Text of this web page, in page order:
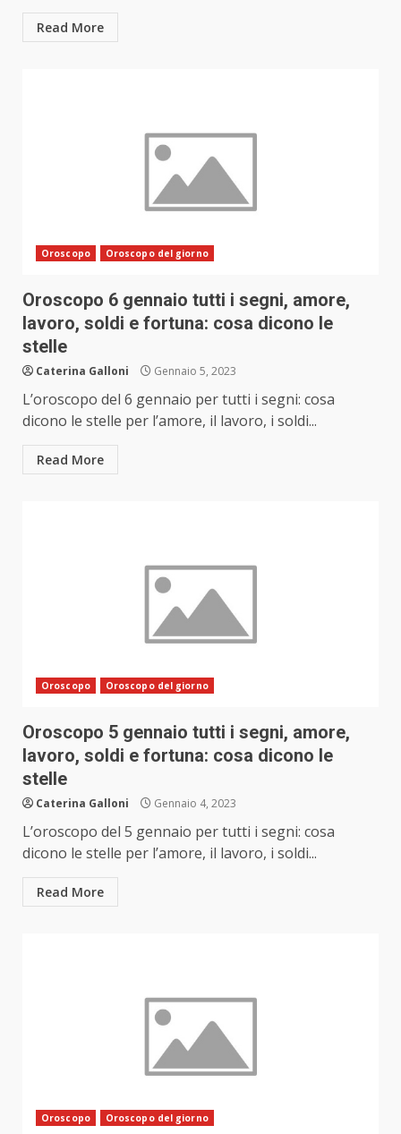
Read More
Oroscopo Oroscopo del giorno
Oroscopo 6 gennaio tutti i segni, amore,
lavoro, soldi e fortuna: cosa dicono le
stelle
Caterina Galloni Gennaio 5, 2023
L’oroscopo del 6 gennaio per tutti i segni: cosa
dicono le stelle per l’amore, il lavoro, i soldi...
Read More
Oroscopo Oroscopo del giorno
Oroscopo 5 gennaio tutti i segni, amore,
lavoro, soldi e fortuna: cosa dicono le
stelle
Caterina Galloni Gennaio 4, 2023
L’oroscopo del 5 gennaio per tutti i segni: cosa
dicono le stelle per l’amore, il lavoro, i soldi...
Read More
Oroscopo Oroscopo del giorno